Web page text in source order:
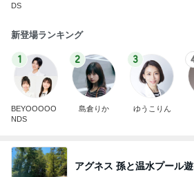
DS
新登場ランキング
1
BEYOOOOO
NDS
2
島倉りか
3
ゆうこりん
アグネス 孫と温水プール